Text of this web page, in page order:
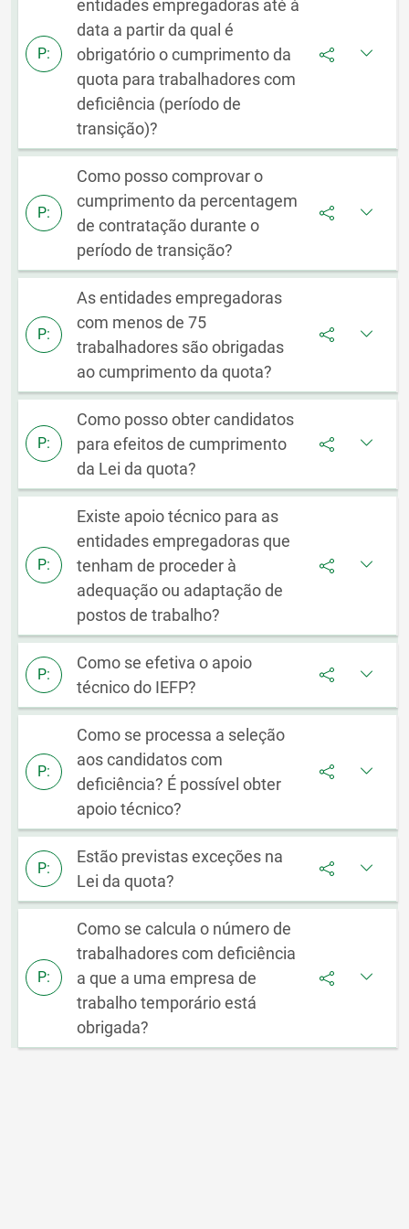
P:
entidades empregadoras até à
data a partir da qual é
obrigatório o cumprimento da
quota para trabalhadores com
deficiência (período de
transição)?
P:
Como posso comprovar o
cumprimento da percentagem
de contratação durante o
período de transição?
P:
As entidades empregadoras
com menos de 75
trabalhadores são obrigadas
ao cumprimento da quota?
P:
Como posso obter candidatos
para efeitos de cumprimento
da Lei da quota?
P:
Existe apoio técnico para as
entidades empregadoras que
tenham de proceder à
adequação ou adaptação de
postos de trabalho?
P:
Como se efetiva o apoio
técnico do IEFP?
P:
Como se processa a seleção
aos candidatos com
deficiência? É possível obter
apoio técnico?
P:
Estão previstas exceções na
Lei da quota?
P:
Como se calcula o número de
trabalhadores com deficiência
a que a uma empresa de
trabalho temporário está
obrigada?